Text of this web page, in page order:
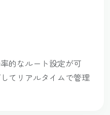
的なルート設定が可
てリアルタイムで管理